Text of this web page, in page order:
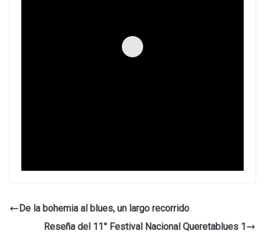
De la bohemia al blues, un largo recorrido
Reseña del 11° Festival Nacional Queretablues 1